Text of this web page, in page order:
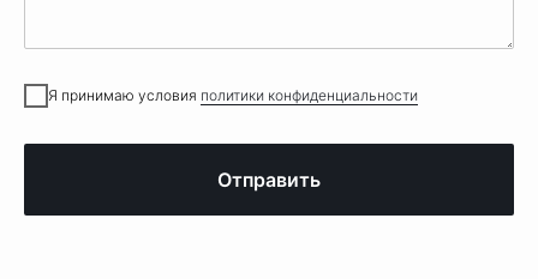
Я принимаю условия политики конфиденциальности
Отправить